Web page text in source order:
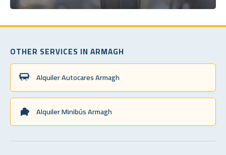
OTHER SERVICES IN ARMAGH
Alquiler Autocares Armagh
Alquiler Minibús Armagh